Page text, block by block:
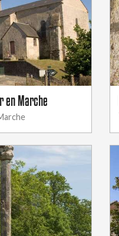
en Marche